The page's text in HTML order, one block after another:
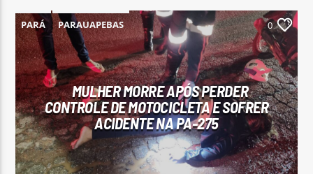
PARÁ PARAUAPEBAS 0
MULHER MORRE APÓS PERDER
CONTROLE DE MOTOCICLETA E SOFRER
ACIDENTE NA PA-275